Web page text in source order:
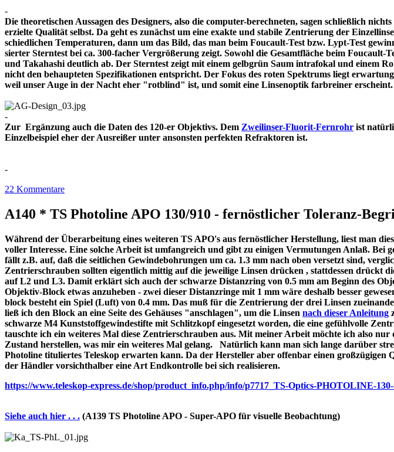
-
Die theoretischen Aussagen des Designers, also die computer-berechneten, sagen schließlich
erzielte Qualität selbst. Da geht es zunächst um eine exakte und stabile Zentrierung der
schiedlichen Temperaturen, dann um das Bild, das man beim Foucault-Test bzw. Lypt-Test
sierter Sterntest bei ca. 300-facher Vergrößerung zeigt. Sowohl die Gesamtfläche beim Foucault-
und Takahashi deutlich ab. Der Sterntest zeigt mit einem gelbgrün Saum intrafokal und einem
nicht den behaupteten Spezifikationen entspricht. Der Fokus des roten Spektrums liegt
weil unser Auge in der Nacht eher "rotblind" ist, und somit eine Linsenoptik farbreiner
-
Zur Ergänzung auch die Daten des 120-er Objektivs. Dem Zweilinser-Fluorit-Fernrohr ist
Einzelbeispiel eher der Ausreißer unter ansonsten perfekten Refraktoren ist.
-
22 Kommentare
A140 * TS Photoline APO 130/910 - fernöstlicher Toleranz-
Während der Überarbeitung eines weiteren TS APO's aus fernöstlicher Herstellung, liest man
voller Interesse. Eine solche Arbeit ist umfangreich und gibt zu einigen Vermutungen Anlaß. Bei
fällt z.B. auf, daß die seitlichen Gewindebohrungen um ca. 1.3 mm nach oben versetzt sind,
Zentrierschrauben sollten eigentlich mittig auf die jeweilige Linsen drücken , stattdessen drückt
auf L2 und L3. Damit erklärt sich auch der schwarze Distanzring von 0.5 mm am Beginn des
Objektiv-Block etwas anzuheben - zwei dieser Distanzringe mit 1 mm wäre deshalb besser
block besteht ein Spiel (Luft) von 0.4 mm. Das muß für die Zentrierung der drei Linsen
ließ ich den Block an eine Seite des Gehäuses "anschlagen", um die Linsen nach dieser Anleitung
schwarze M4 Kunststoffgewindestifte mit Schlitzkopf eingesetzt worden, die eine gefühlvolle
tauschte ich ein weiteres Mal diese Zentrierschrauben aus. Mit meiner Arbeit möchte ich also
Zustand herstellen, was mir ein weiteres Mal gelang. Natürlich kann man sich lange darüber
Photoline tituliertes Teleskop erwarten kann. Da der Hersteller aber offenbar einen großzügigen
der Händler vorsichthalber eine Art Endkontrolle bei sich realisieren.
https://www.teleskop-express.de/shop/product_info.php/info/p7717_TS-Optics-PHOTOLINE-
Siehe auch hier . . . (A139 TS Photoline APO - Super-APO für visuelle Beobachtung)